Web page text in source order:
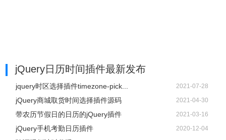
jQuery日历时间插件最新发布
jquery时区选择插件timezone-pick... 2021-07-28
jQuery商城取货时间选择插件源码 2021-04-30
带农历节假日的日历的jQuery插件 2021-03-16
jQuery手机考勤日历插件 2020-12-04